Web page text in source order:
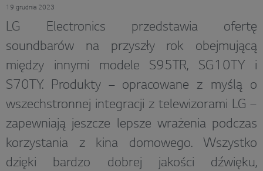
19 grudnia 2023
LG Electronics przedstawia ofertę
soundbarów na przyszły rok obejmującą
między innymi modele S95TR, SG10TY i
S70TY. Produkty – opracowane z myślą o
wszechstronnej integracji z telewizorami LG –
zapewniają jeszcze lepsze wrażenia podczas
korzystania z kina domowego. Wszystko
dzięki bardzo dobrej jakości dźwięku,